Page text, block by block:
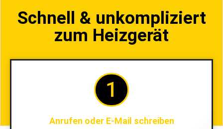
Schnell & unkompliziert
zum Heizgerät
1
Anrufen oder E-Mail schreiben